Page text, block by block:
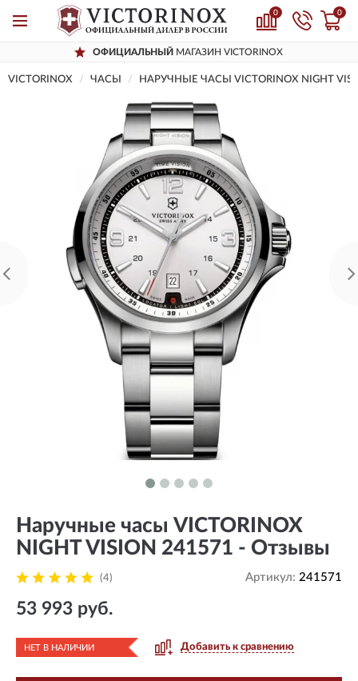
0 0
ОФИЦИАЛЬНЫЙ МАГАЗИН VICTORINOX
VICTORINOX ЧАСЫ НАРУЧНЫЕ ЧАСЫ VICTORINOX NIGHT
Наручные часы VICTORINOX
NIGHT VISION 241571 - Отзывы
(4) Артикул: 241571
53 993 руб.
НЕТ В НАЛИЧИИ Добавить к сравнению